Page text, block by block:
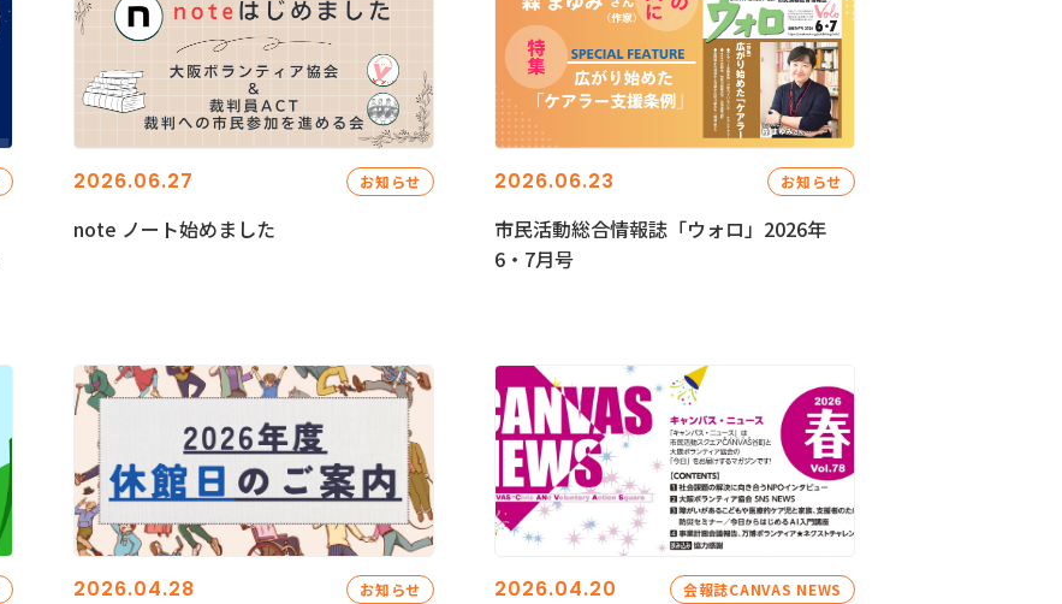
2026.06.27 お知らせ
note ノート始めました
2026.06.23 お知らせ
市民活動総合情報誌「ウォロ」2026年
6・7月号
2026.04.28 お知らせ 2026.04.20 会報誌CANVAS NEWS